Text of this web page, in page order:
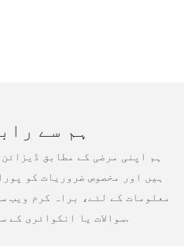
ہم سے
ہم اپنی مرضی کے مطابق
ہیں اور مخصوص ضروریات کو
معلومات کے لئے، براہ کرم ویب
سوالات یا انکوائری کے ساتھ ہم سے رابطہ کریں.